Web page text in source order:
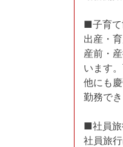
■子育て
出産・
産前・
います
他にも
勤務で
■社員旅
社員旅